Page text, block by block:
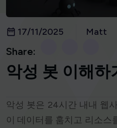
17/11/2025 Matt
Share:
악성 봇 이해하
악성 봇은 24시간 내내 웹
이 데이터를 훔치고 리소스